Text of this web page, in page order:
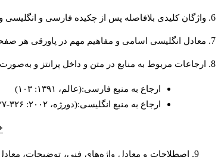
واژگان کلیدی بلافاصله پس از چکیده فارسی و انگلیسی و بین ۴-۶ کلمه
معادل انگلیسی اسامی و مفاهیم مهم در پاورقی هر
ارجاعات مربوط به منابع در متن و داخل پرانتز و
ارجاع به منبع فارسی:(عالم، ۱۳۹۱: ۱۰۳)
ارجاع به منبع انگلیسی:(دورژه، ۲۰۰۲: ۳۲۶-۳۲۷)
اصطلاحات و معادل واژه‌های فنی، توضیحات،